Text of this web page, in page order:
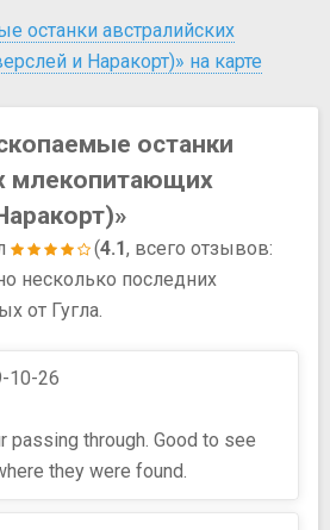
останки австралийских
и Наракорт)» на карте
останки
млекопитающих
(4.1, всего отзывов:
несколько последних
от Гугла.
10-26
passing through. Good to see
they were found.